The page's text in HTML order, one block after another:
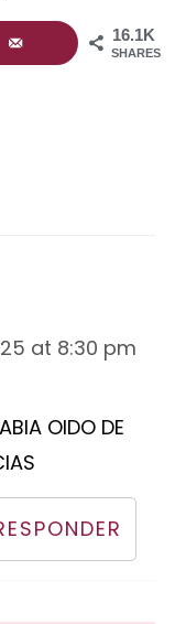
16.1K
SHARES
at 8:30 pm
OIDO DE